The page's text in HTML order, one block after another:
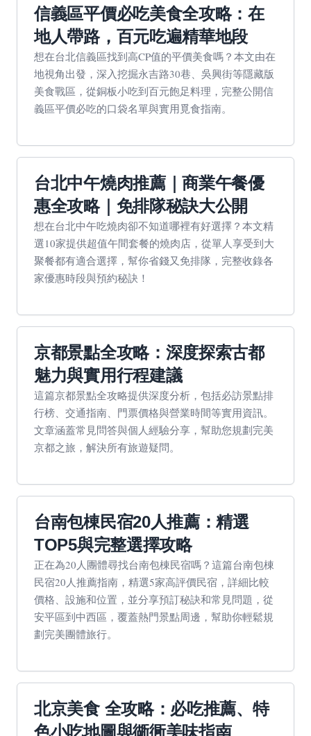
信義區平價必吃美食全攻略：在
地人帶路，百元吃遍精華地段
想在台北信義區找到高CP值的平價美食嗎？本文由在
地視角出發，深入挖掘永吉路30巷、吳興街等隱藏版
美食戰區，從銅板小吃到百元飽足料理，完整公開信
義區平價必吃的口袋名單與實用覓食指南。
台北中午燒肉推薦｜商業午餐優
惠全攻略｜免排隊秘訣大公開
想在台北中午吃燒肉卻不知道哪裡有好選擇？本文精
選10家提供超值午間套餐的燒肉店，從單人享受到大
聚餐都有適合選擇，幫你省錢又免排隊，完整收錄各
家優惠時段與預約秘訣！
京都景點全攻略：深度探索古都
魅力與實用行程建議
這篇京都景點全攻略提供深度分析，包括必訪景點排
行榜、交通指南、門票價格與營業時間等實用資訊。
文章涵蓋常見問答與個人經驗分享，幫助您規劃完美
京都之旅，解決所有旅遊疑問。
台南包棟民宿20人推薦：精選
TOP5與完整選擇攻略
正在為20人團體尋找台南包棟民宿嗎？這篇台南包棟
民宿20人推薦指南，精選5家高評價民宿，詳細比較
價格、設施和位置，並分享預訂秘訣和常見問題，從
安平區到中西區，覆蓋熱門景點周邊，幫助你輕鬆規
劃完美團體旅行。
北京美食 全攻略：必吃推薦、特
色小吃地圖與衚衕美味指南